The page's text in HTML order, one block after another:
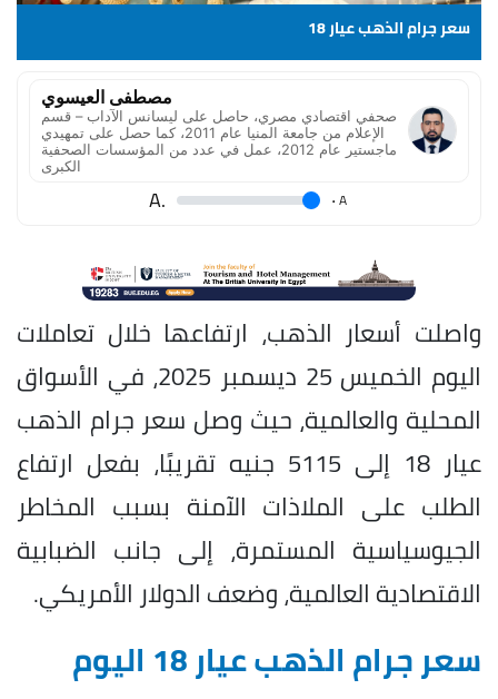
سعر جرام الذهب عيار 18
مصطفى العيسوي
صحفي اقتصادي مصري، حاصل على ليسانس الآداب – قسم
الإعلام من جامعة المنيا عام 2011، كما حصل على تمهيدي
ماجستير عام 2012، عمل في عدد من المؤسسات الصحفية
الكبرى
A
.
.A
واصلت أسعار الذهب، ارتفاعها خلال تعاملات
اليوم الخميس 25 ديسمبر 2025، في الأسواق
المحلية والعالمية، حيث وصل سعر جرام الذهب
عيار 18 إلى 5115 جنيه تقريبًا، بفعل ارتفاع
الطلب على الملاذات الآمنة بسبب المخاطر
الجيوسياسية المستمرة، إلى جانب الضبابية
الاقتصادية العالمية، وضعف الدولار الأمريكي.
سعر جرام الذهب عيار 18 اليوم